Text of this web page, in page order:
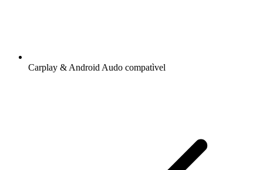
Carplay & Android Audo compatìvel